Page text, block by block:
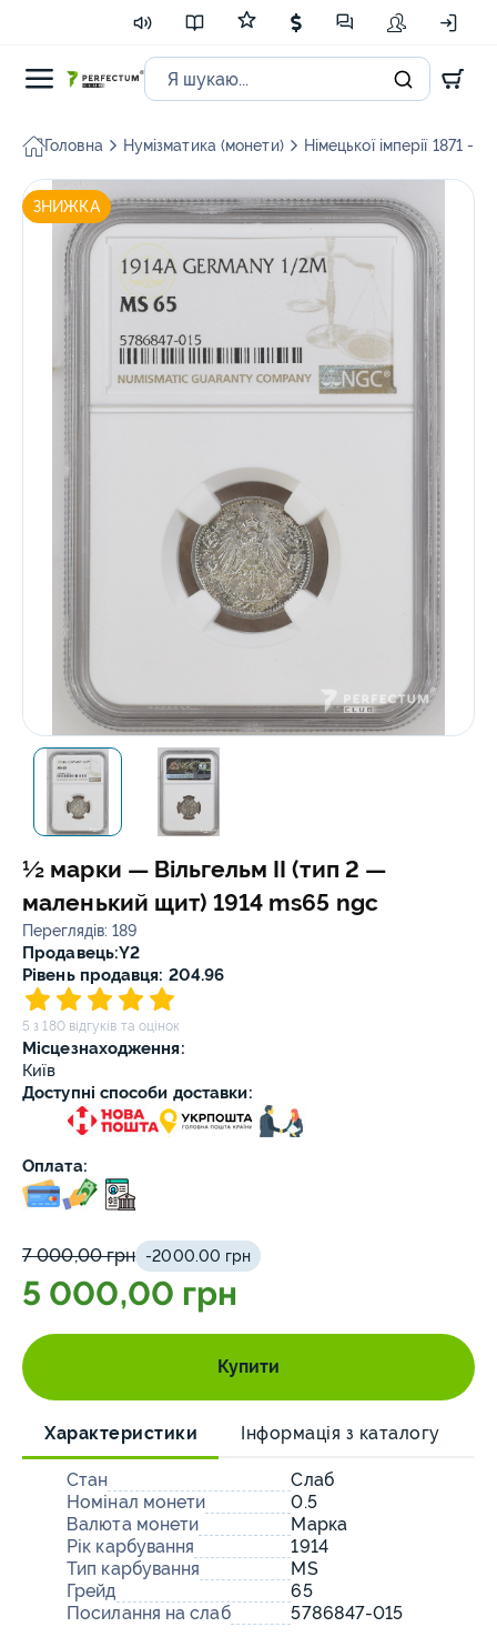
Головна Нумізматика (монети) Німецької імперії 1871 -
ЗНИЖКА
½ марки — Вільгельм II (тип 2 —
маленький щит) 1914 ms65 ngc
Переглядів: 189
Продавець:Y2
Рівень продавця: 204.96
5 з 180 відгуків та оцінок
Місцезнаходження:
Київ
Доступні способи доставки:
Оплата:
7 000,00 грн -2000.00 грн
5 000,00 грн
Купити
Характеристики Інформація з каталогу
Стан
Слаб
Номінал монети
0.5
Валюта монети
Марка
Рік карбування
1914
Тип карбування
MS
Грейд
65
Посилання на слаб
5786847-015